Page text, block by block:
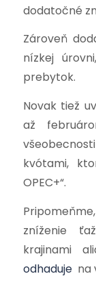
dodatočné
Zároveň
nízkej
prebytok.
Novak tiež
až
kvótami,
OPEC+“.
zníženie
krajinami
odhadujena